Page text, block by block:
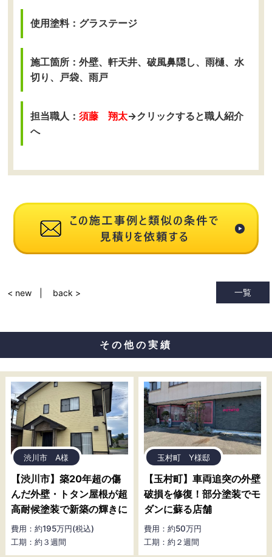
使用塗料：グラステージ
施工箇所：外壁、軒天井、破風鼻隠し、雨樋、水
切り、戸袋、雨戸
担当職人： 須藤 翔太→クリックすると職人紹介
へ
一覧
< new back >
その他の実績
渋川市 A様
【渋川市】築20年超の傷
んだ外壁・トタン屋根が超
高耐候塗装で新築の輝きに
費用：約195万円(税込)
工期：約３週間
玉村町 Y様邸
【玉村町】車両追突の外壁
破損を修復！部分塗装でモ
ダンに蘇る店舗
費用：約50万円
工期：約２週間